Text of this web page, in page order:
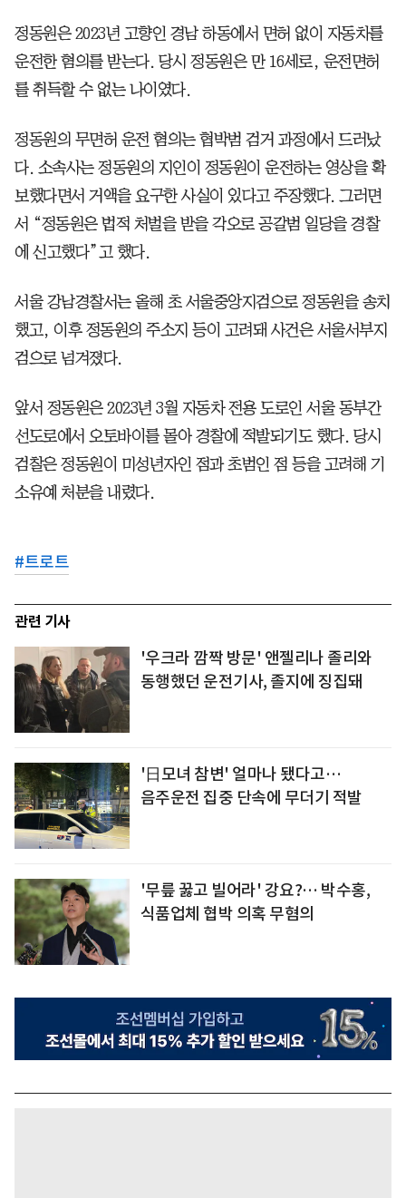
정동원은 2023년 고향인 경남 하동에서 면허 없이 자동차를
운전한 혐의를 받는다. 당시 정동원은 만 16세로, 운전면허
를 취득할 수 없는 나이였다.
정동원의 무면허 운전 혐의는 협박범 검거 과정에서 드러났
다. 소속사는 정동원의 지인이 정동원이 운전하는 영상을 확
보했다면서 거액을 요구한 사실이 있다고 주장했다. 그러면
서 “정동원은 법적 처벌을 받을 각오로 공갈범 일당을 경찰
에 신고했다”고 했다.
서울 강남경찰서는 올해 초 서울중앙지검으로 정동원을 송치
했고, 이후 정동원의 주소지 등이 고려돼 사건은 서울서부지
검으로 넘겨졌다.
앞서 정동원은 2023년 3월 자동차 전용 도로인 서울 동부간
선도로에서 오토바이를 몰아 경찰에 적발되기도 했다. 당시
검찰은 정동원이 미성년자인 점과 초범인 점 등을 고려해 기
소유예 처분을 내렸다.
#트로트
관련 기사
'우크라 깜짝 방문' 앤젤리나 졸리와
동행했던 운전기사, 졸지에 징집돼
'日모녀 참변' 얼마나 됐다고…
음주운전 집중 단속에 무더기 적발
'무릎 꿇고 빌어라' 강요?… 박수홍,
식품업체 협박 의혹 무혐의